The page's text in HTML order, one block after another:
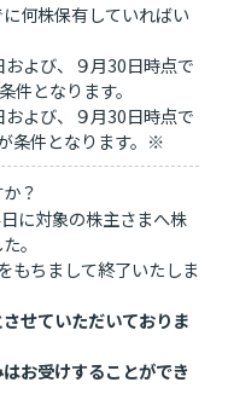
何株保有していればい
よび、９月30日時点で
件となります。
よび、９月30日時点で
条件となります。※
？
に対象の株主さまへ株
。
もちまして終了いたしま
せていただいておりま
お受けすることができ